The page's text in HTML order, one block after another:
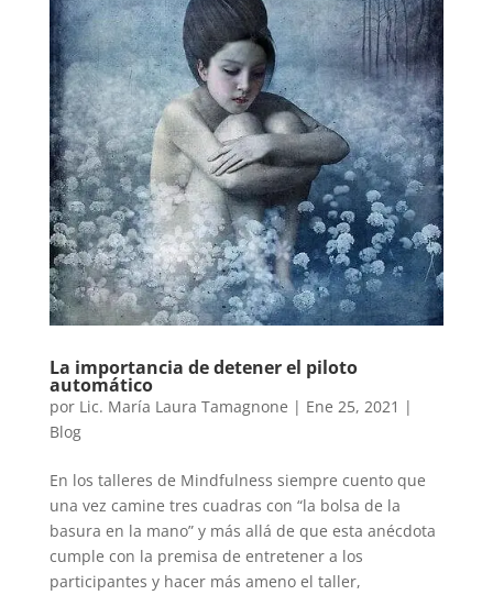
La importancia de detener el piloto
automático
por Lic. María Laura Tamagnone | Ene 25, 2021 |
Blog
En los talleres de Mindfulness siempre cuento que
una vez camine tres cuadras con “la bolsa de la
basura en la mano” y más allá de que esta anécdota
cumple con la premisa de entretener a los
participantes y hacer más ameno el taller,